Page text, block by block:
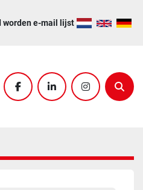
worden e-mail lijst
facebooklinkedininstagramZoek